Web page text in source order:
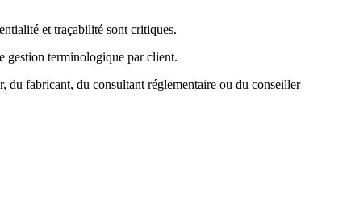
et traçabilité sont critiques.
gestion terminologique par client.
du fabricant, du consultant réglementaire ou du conseiller